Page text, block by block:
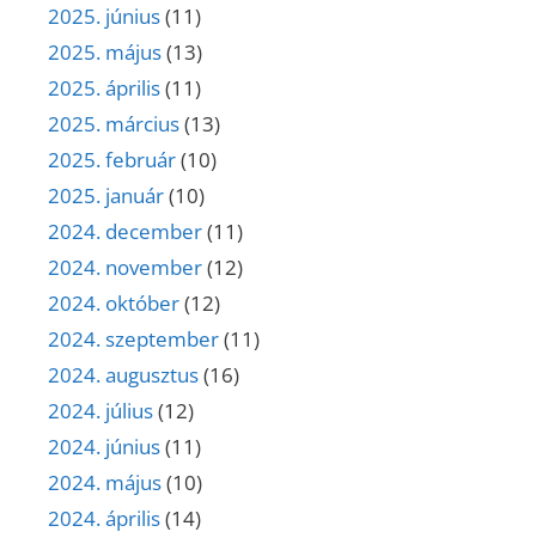
2025. június(11)
2025. május(13)
2025. április(11)
2025. március(13)
2025. február(10)
2025. január(10)
2024. december(11)
2024. november(12)
2024. október(12)
2024. szeptember(11)
2024. augusztus(16)
2024. július(12)
2024. június(11)
2024. május(10)
2024. április(14)